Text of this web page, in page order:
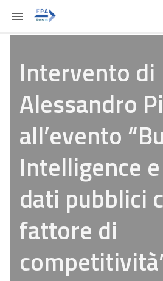
Intervento di
Alessandro
all’evento
Intelligence
dati pubblici
fattore di